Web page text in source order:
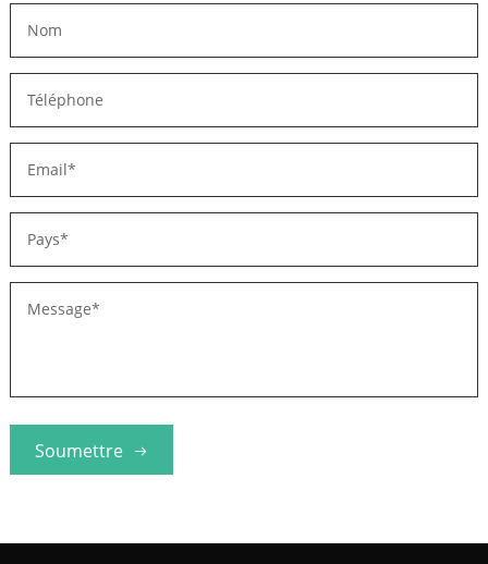
de vide est considérablement réduit. Comparaison…
Soumettre